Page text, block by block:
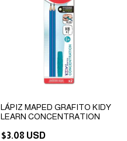
LÁPIZ MAPED GRAFITO KIDY
LEARN CONCENTRATION
$3.08 USD